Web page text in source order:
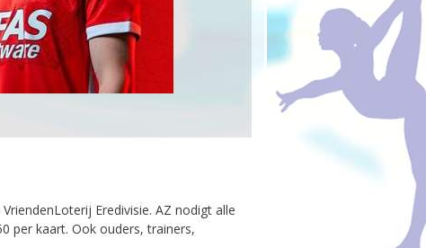
Eredivisie. AZ nodigt alle
per kaart. Ook ouders, trainers,